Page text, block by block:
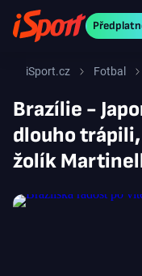
iSport.cz Fotbal
Brazílie -
dlouho
žolík